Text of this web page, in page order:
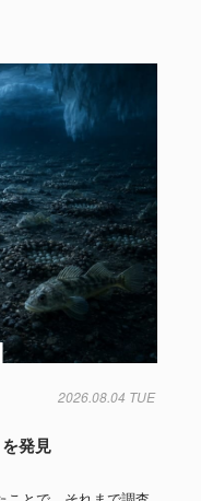
2026.08.04 TUE
発見